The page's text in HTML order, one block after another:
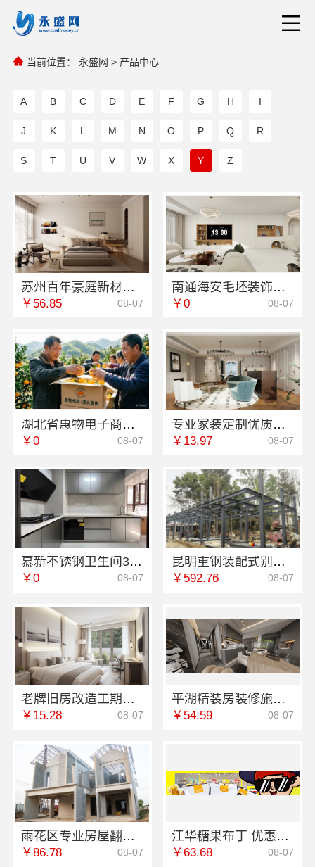
当前位置： 永盛网 > 产品中心
A B C D E F G H I
J K L M N O P Q R
S T U V W X Y Z
苏州百年豪庭新材料有限公司-相城就近家装服务报价
￥56.85 08-07
南通海安毛坯装饰公司设计-南通宏域全宅装饰建材有限公司
￥0 08-07
湖北省惠物电子商务有限公司最新生鲜食品网站价格
￥0 08-07
专业家装定制优质，嘉兴绿色之家建材科技有限公司
￥13.97 08-07
慕新不锈钢卫生间304全案设计方案
￥0 08-07
昆明重钢装配式别墅终身维保，云南晟构建筑建材有限公司全程守护
￥592.76 08-07
老牌旧房改造工期保障小户型选浙江臻美新型建材有限公司
￥15.28 08-07
平湖精装房装修施工嘉兴家美建材科技有限公司专业
￥54.59 08-07
雨花区专业房屋翻新透明化施工湖南创益讯建筑有限公司
￥86.78 08-07
江华糖果布丁 优惠起卖价格不等
￥63.68 08-07